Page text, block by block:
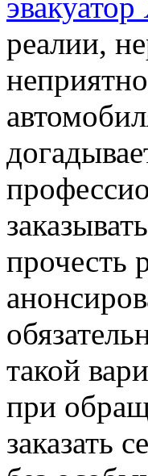
реалии,
прочесть
такой
при
заказать